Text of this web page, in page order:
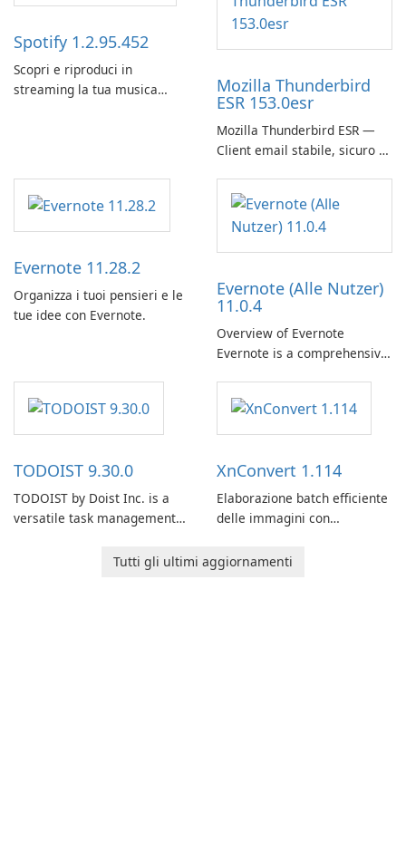
Spotify 1.2.95.452
Scopri e riproduci in
streaming la tua musica
Mozilla Thunderbird
ESR 153.0esr
Mozilla Thunderbird ESR —
Client email stabile, sicuro e
Evernote 11.28.2
Organizza i tuoi pensieri e le
tue idee con Evernote.
Evernote (Alle Nutzer)
11.0.4
Overview of Evernote
Evernote is a comprehensive
users capture, organize, and
access information across
TODOIST 9.30.0
TODOIST by Doist Inc. is a
versatile task management
individuals and teams
XnConvert 1.114
Elaborazione batch efficiente
delle immagini con
Tutti gli ultimi aggiornamenti